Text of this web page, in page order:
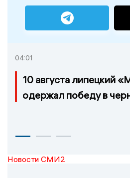
04:01
10 августа липецкий
одержал победу в
Новости СМИ2